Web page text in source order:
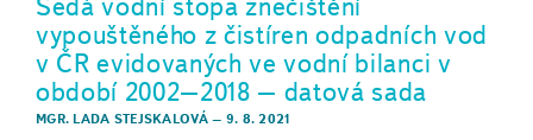
vypouštěného z čistíren odpadních vod
v ČR evidovaných ve vodní bilanci v
období 2002–2018 – datová sada
MGR. LADA STEJSKALOVÁ– 9. 8. 2021